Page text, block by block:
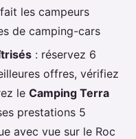
les campeurs
de camping-cars
: réservez 6
offres, vérifiez
le Camping Terra
prestations 5
avec vue sur le Roc